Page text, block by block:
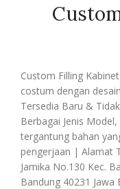
Custom Filling
costum dengan
Tersedia Baru &
Berbagai Jenis
tergantung bahan
pengerjaan | Alamat
Jamika No.130 Kec.
Bandung 40231